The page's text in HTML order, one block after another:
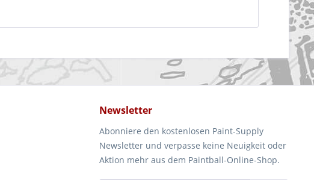
Newsletter
Abonniere den kostenlosen Paint-Supply
Newsletter und verpasse keine Neuigkeit oder
Aktion mehr aus dem Paintball-Online-Shop.